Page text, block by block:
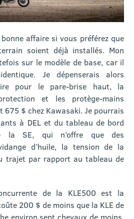
affaire si vous préférez que
soient déjà installés. Mon
sur le modèle de base, car il
Je dépenserais alors
pour le pare-brise haut, la
et les protège-mains
$ chez Kawasaki. Je pourrais
à DEL et du tableau de bord
la SE, qui n’offre que des
d’huile, la tension de la
trajet par rapport au tableau de
de la KLE500 est la
200 $ de moins que la KLE de
environ sept chevaux de moins,